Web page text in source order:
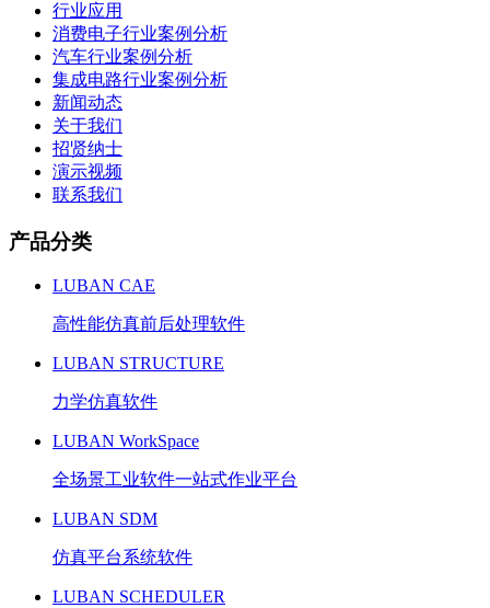
行业应用
消费电子行业案例分析
汽车行业案例分析
集成电路行业案例分析
新闻动态
关于我们
招贤纳士
演示视频
联系我们
产品分类
LUBAN CAE
高性能仿真前后处理软件
LUBAN STRUCTURE
力学仿真软件
LUBAN WorkSpace
全场景工业软件一站式作业平台
LUBAN SDM
仿真平台系统软件
LUBAN SCHEDULER